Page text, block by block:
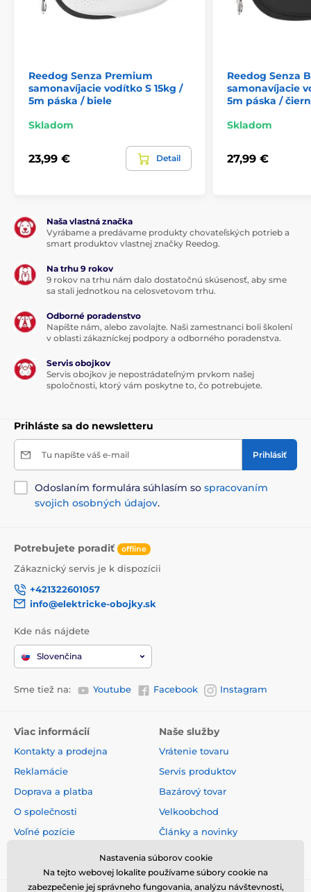
Reedog Senza Premium
samonavíjacie vodítko S 15kg /
5m páska / biele
Skladom
23,99 € Detail
Reedog Senza
samonavíjacie
5m páska /
Skladom
27,99 €
Naša vlastná značka
Vyrábame a predávame produkty chovateľských potrieb a
smart produktov vlastnej značky Reedog.
Na trhu 9 rokov
9 rokov na trhu nám dalo dostatočnú skúsenosť, aby sme
sa stali jednotkou na celosvetovom trhu.
Odborné poradenstvo
Napíšte nám, alebo zavolajte. Naši zamestnanci boli školení
v oblasti zákazníckej podpory a odborného poradenstva.
Servis obojkov
Servis obojkov je nepostrádateľným prvkom našej
spoločnosti, ktorý vám poskytne to, čo potrebujete.
Prihláste sa do newsletteru
Tu napíšte váš e-mail Prihlásiť
Odoslaním formulára súhlasím so spracovaním
svojich osobných údajov.
Potrebujete poradiť offline
Zákaznický servis je k dispozícii
+421322601057
info@elektricke-obojky.sk
Kde nás nájdete
Slovenčina
Sme tiež na: Youtube Facebook Instagram
Viac informácií
Kontakty a prodejna
Reklamácie
Doprava a platba
O společnosti
Voľné pozície
Naše služby
Vrátenie tovaru
Servis produktov
Bazárový tovar
Velkoobchod
Články a novinky
Nastavenia súborov cookie
Na tejto webovej lokalite používame súbory cookie na
zabezpečenie jej správneho fungovania, analýzu návštevnosti,